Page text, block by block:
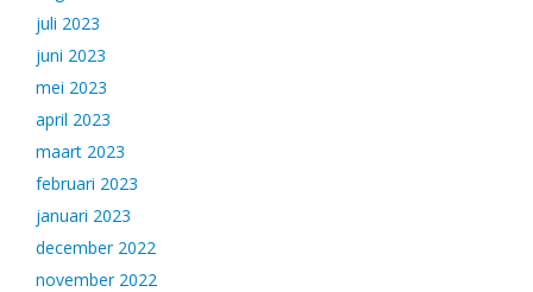
juli 2023
juni 2023
mei 2023
april 2023
maart 2023
februari 2023
januari 2023
december 2022
november 2022